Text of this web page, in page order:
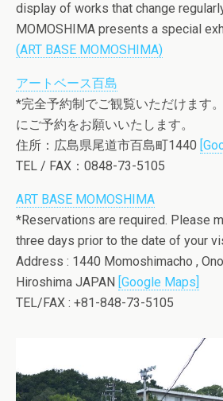
display of works that change
MOMOSHIMA presents a special
(ART BASE MOMOSHIMA)
アートベース百島
*完全予約制でご観覧いただけます
にご予約をお願いいたします。
住所：広島県尾道市百島町1440
TEL / FAX：0848-73-5105
ART BASE MOMOSHIMA
*Reservations are required. Please
three days prior to the date of your
Address : 1440 Momoshimacho ,
Hiroshima JAPAN [Google Maps]
TEL/FAX : +81-848-73-5105